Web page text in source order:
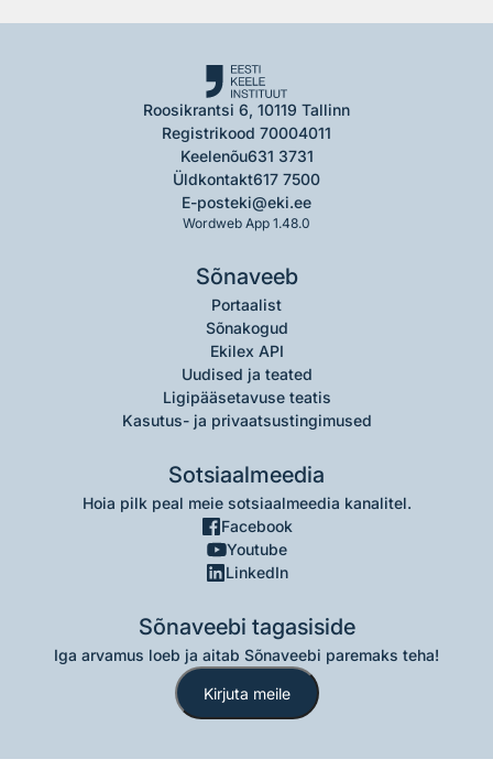
Roosikrantsi 6, 10119 Tallinn
Registrikood 70004011
Keelenõu631 3731
Üldkontakt617 7500
E-posteki@eki.ee
Wordweb App 1.48.0
Sõnaveeb
Portaalist
Sõnakogud
Ekilex API
Uudised ja teated
Ligipääsetavuse teatis
Kasutus- ja privaatsustingimused
Sotsiaalmeedia
Hoia pilk peal meie sotsiaalmeedia kanalitel.
Facebook
Youtube
LinkedIn
Sõnaveebi tagasiside
Iga arvamus loeb ja aitab Sõnaveebi paremaks teha!
Kirjuta meile